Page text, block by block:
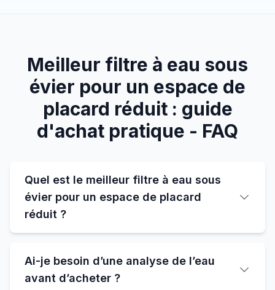
Meilleur filtre à eau sous
évier pour un espace de
placard réduit : guide
d'achat pratique - FAQ
Quel est le meilleur filtre à eau sous
évier pour un espace de placard
réduit ?
Ai-je besoin d’une analyse de l’eau
avant d’acheter ?